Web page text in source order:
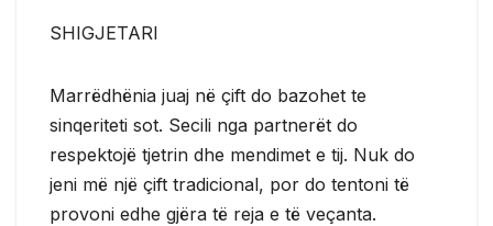
SHIGJETARI
Marrëdhënia juaj në çift do bazohet te
sinqeriteti sot. Secili nga partnerët do
respektojë tjetrin dhe mendimet e tij. Nuk do
jeni më një çift tradicional, por do tentoni të
provoni edhe gjëra të reja e të veçanta.